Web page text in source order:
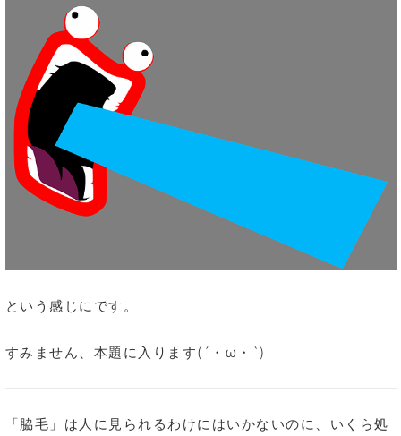
という感じにです。
すみません、本題に入ります(´・ω・`)
「脇毛」は人に見られるわけにはいかないのに、いくら処